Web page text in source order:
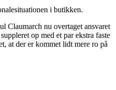
i butikken.
Claumarch nu overtaget ansvaret
op med et par ekstra faste
at der er kommet lidt mere ro på